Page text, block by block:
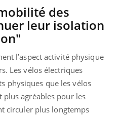
des
leur isolation
l’aspect activité physique
Les vélos électriques
physiques que les vélos
plus agréables pour les
circuler plus longtemps